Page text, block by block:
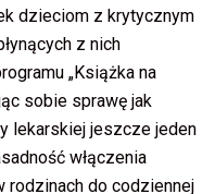
dzieciom z krytycznym
z nich
„Książka na
sobie sprawę jak
lekarskiej jeszcze jeden
włączenia
rodzinach do codziennej